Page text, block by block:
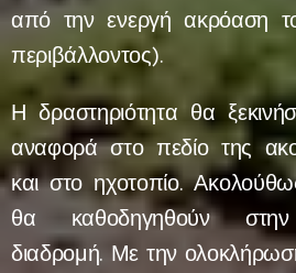
από την ενεργή ακρόαση
περιβάλλοντος).
Η δραστηριότητα θα
αναφορά στο πεδίο της
και στο ηχοτοπίο.
θα καθοδηγηθούν στην
διαδρομή. Με την